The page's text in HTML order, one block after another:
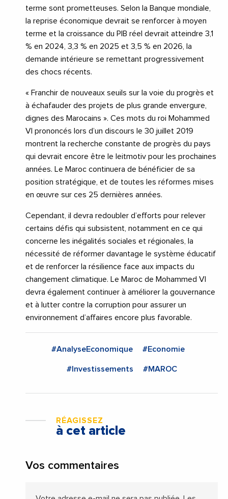
terme sont prometteuses. Selon la Banque mondiale,
la reprise économique devrait se renforcer à moyen
terme et la croissance du PIB réel devrait atteindre 3,1
% en 2024, 3,3 % en 2025 et 3,5 % en 2026, la
demande intérieure se remettant progressivement
des chocs récents.
« Franchir de nouveaux seuils sur la voie du progrès et
à échafauder des projets de plus grande envergure,
dignes des Marocains ». Ces mots du roi Mohammed
VI prononcés lors d’un discours le 30 juillet 2019
montrent la recherche constante de progrès du pays
qui devrait encore être le leitmotiv pour les prochaines
années. Le Maroc continuera de bénéficier de sa
position stratégique, et de toutes les réformes mises
en œuvre sur ces 25 dernières années.
Cependant, il devra redoubler d’efforts pour relever
certains défis qui subsistent, notamment en ce qui
concerne les inégalités sociales et régionales, la
nécessité de réformer davantage le système éducatif
et de renforcer la résilience face aux impacts du
changement climatique. Le Maroc de Mohammed VI
devra également continuer à améliorer la gouvernance
et à lutter contre la corruption pour assurer un
environnement d’affaires encore plus favorable.
#AnalyseEconomique #Economie
#Investissements #MAROC
RÉAGISSEZ
à cet article
Vos commentaires